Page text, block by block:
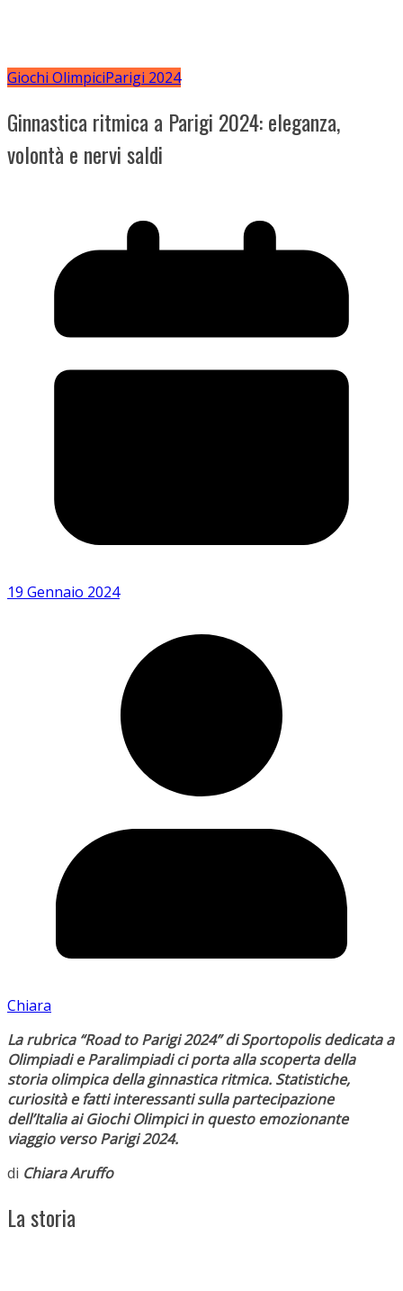
Giochi OlimpiciParigi 2024
Ginnastica ritmica a Parigi 2024: eleganza,
volontà e nervi saldi
19 Gennaio 2024
Chiara
La rubrica “Road to Parigi 2024” di Sportopolis dedicata a
Olimpiadi e Paralimpiadi ci porta alla scoperta della
storia olimpica della ginnastica ritmica. Statistiche,
curiosità e fatti interessanti sulla partecipazione
dell’Italia ai Giochi Olimpici in questo emozionante
viaggio verso Parigi 2024.
di Chiara Aruffo
La storia